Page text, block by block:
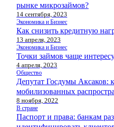
рынке микрозаймов?
14 сентября, 2023
Экономика и Бизнес
Как снизить кредитную
13 апреля, 2023
Экономика и Бизнес
Точки займов чаще
4 апреля, 2023
Общество
Депутат Госдумы Аксаков:
мобилизованных
8 ноября, 2022
В стране
Паспорт и права: банкам